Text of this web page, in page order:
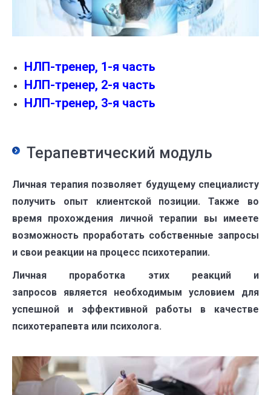
НЛП-тренер, 1-я часть
НЛП-тренер, 2-я часть
НЛП-тренер, 3-я часть
Терапевтический модуль
Личная терапия позволяет будущему специалисту
получить опыт клиентской позиции. Также во
время прохождения личной терапии вы имеете
возможность проработать собственные запросы
и свои реакции на процесс психотерапии.
Личная проработка этих реакций и
запросов является необходимым условием для
успешной и эффективной работы в качестве
психотерапевта или психолога.